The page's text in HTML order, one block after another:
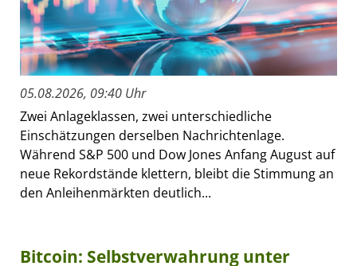
05.08.2026, 09:40 Uhr
Zwei Anlageklassen, zwei unterschiedliche
Einschätzungen derselben Nachrichtenlage.
Während S&P 500 und Dow Jones Anfang August auf
neue Rekordstände klettern, bleibt die Stimmung an
den Anleihenmärkten deutlich...
Bitcoin: Selbstverwahrung unter